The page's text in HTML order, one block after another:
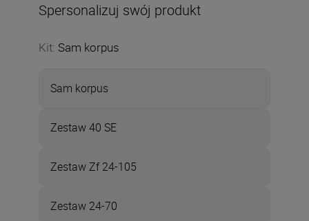
Spersonalizuj swój produkt
Kit: Sam korpus
Sam korpus
Zestaw 40 SE
Zestaw Zf 24-105
Zestaw 24-70